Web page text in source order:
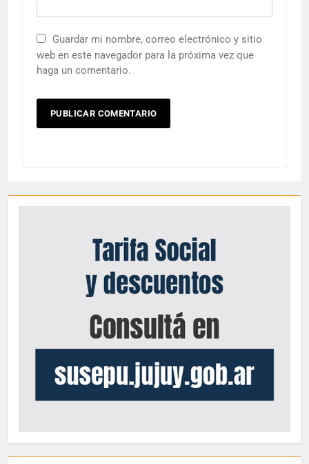
Guardar mi nombre, correo electrónico y sitio
web en este navegador para la próxima vez que
haga un comentario.